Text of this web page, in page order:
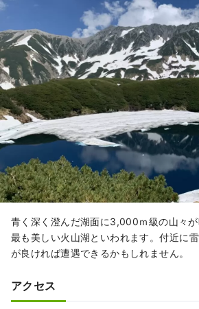
JCT→小矢部砺波JCT→立
時間10分）
青く深く澄んだ湖面に3,000ｍ級の山々
最も美しい火山湖といわれます。付近に
が良ければ遭遇できるかもしれません。
アクセス